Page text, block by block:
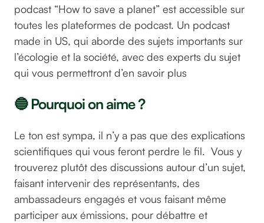
podcast “How to save a planet” est accessible sur
toutes les plateformes de podcast. Un podcast
made in US, qui aborde des sujets importants sur
l’écologie et la société, avec des experts du sujet
qui vous permettront d’en savoir plus
🔵 Pourquoi on aime ?
Le ton est sympa, il n’y a pas que des explications
scientifiques qui vous feront perdre le fil. Vous y
trouverez plutôt des discussions autour d’un sujet,
faisant intervenir des représentants, des
ambassadeurs engagés et vous faisant même
participer aux émissions, pour débattre et